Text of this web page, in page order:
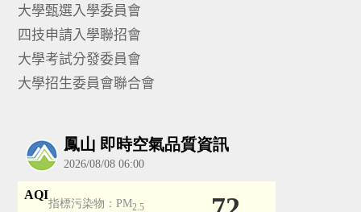
大學甄選入學委員會
四技申請入學聯招會
大學考試分發委員會
大學招生委員會聯合會